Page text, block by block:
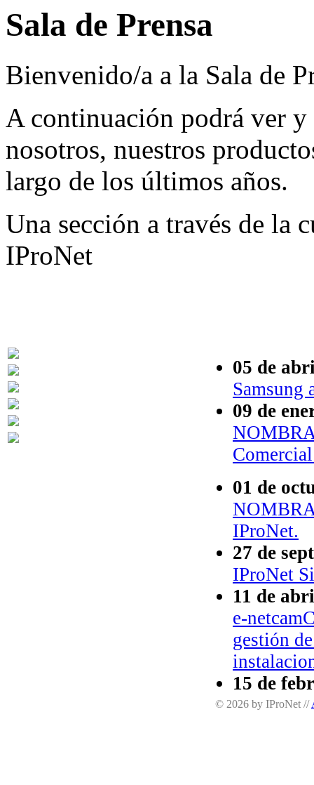
Sala de Prensa
Bienvenido/a a la Sala de
A continuación podrá ver y
nosotros, nuestros
largo de los últimos años.
Una sección a través de la
IProNet
05 de
Samsung
09 de
01 de
IProNet.
27 de
IProNet
11 de
e-
gestión
15 de
IProNet
© 2026 by IProNet //